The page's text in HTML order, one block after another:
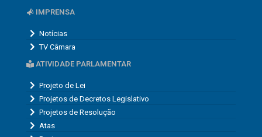
IMPRENSA
Notícias
TV Câmara
ATIVIDADE PARLAMENTAR
Projeto de Lei
Projetos de Decretos Legislativo
Projetos de Resolução
Atas